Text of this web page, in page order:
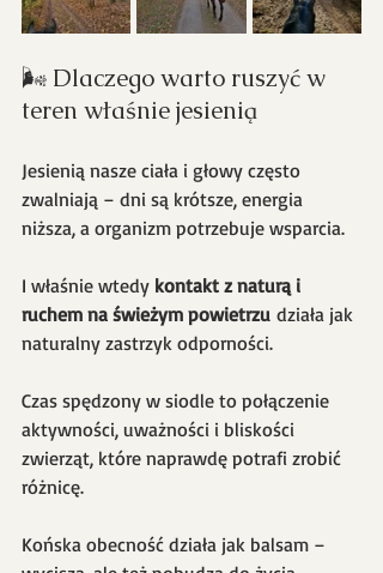
🌬 Dlaczego warto ruszyć w
teren właśnie jesienią
Jesienią nasze ciała i głowy często
zwalniają – dni są krótsze, energia
niższa, a organizm potrzebuje wsparcia.
I właśnie wtedy kontakt z naturą i
ruchem na świeżym powietrzu działa jak
naturalny zastrzyk odporności.
Czas spędzony w siodle to połączenie
aktywności, uważności i bliskości
zwierząt, które naprawdę potrafi zrobić
różnicę.
Końska obecność działa jak balsam –